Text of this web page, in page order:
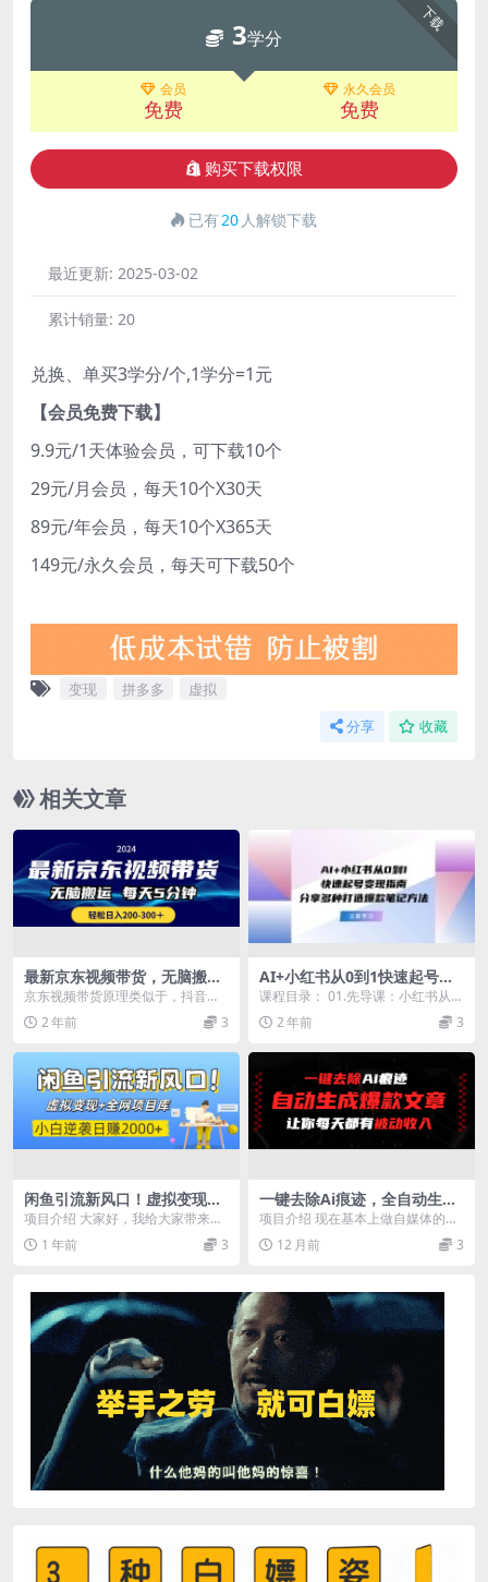
下载
3学分
会员
免费
永久会员
免费
购买下载权限
已有20 人解锁下载
最近更新: 2025-03-02
累计销量: 20
兑换、单买3学分/个,1学分=1元
【会员免费下载】
9.9元/1天体验会员，可下载10个
29元/月会员，每天10个X30天
89元/年会员，每天10个X365天
149元/永久会员，每天可下载50个
变现 拼多多 虚拟
分享 收藏
相关文章
最新京东视频带货，无脑搬
运，每天5分钟 ， 轻松日入20
0-300＋
京东视频带货原理类似于，抖音，
快手，短视频带货一样，不同的是
现在属于全新的赛道，...
2 年前 3
AI+小红书从0到1快速起号变
现指南：分享多种打造爆款笔
记方法
课程目录： 01.先导课：小红书从0
到1快速起号变现.html 02.小红书账
号...2 年前 3
闲鱼引流新风口！虚拟变现
+全网项目库，小白逆袭日赚2
000+
项目介绍 大家好，我给大家带来的
项目叫做：闲鱼引流掘金，虚拟变
现新玩法，配合全网...
1 年前 3
一键去除Ai痕迹，全自动生成
爆款文章，让你每天都有睡后
收入
项目介绍 现在基本上做自媒体的都
是利用AI写作，这样写出来的文章A
I浓度太强，违...
12 月前 3